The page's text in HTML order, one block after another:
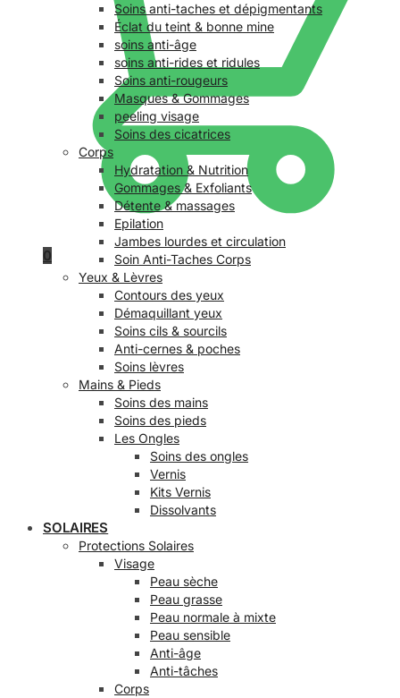
0
Soins anti-taches et dépigmentants
Éclat du teint & bonne mine
soins anti-âge
soins anti-rides et ridules
Soins anti-rougeurs
Masques & Gommages
peeling visage
Soins des cicatrices
Corps
Hydratation & Nutrition
Gommages & Exfoliants
Détente & massages
Epilation
Jambes lourdes et circulation
Soin Anti-Taches Corps
Yeux & Lèvres
Contours des yeux
Démaquillant yeux
Soins cils & sourcils
Anti-cernes & poches
Soins lèvres
Mains & Pieds
Soins des mains
Soins des pieds
Les Ongles
Soins des ongles
Vernis
Kits Vernis
Dissolvants
SOLAIRES
Protections Solaires
Visage
Peau sèche
Peau grasse
Peau normale à mixte
Peau sensible
Anti-âge
Anti-tâches
Corps